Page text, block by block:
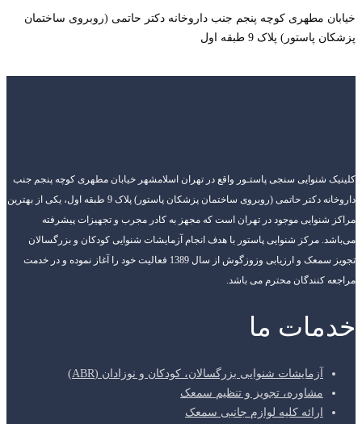
خیابان مطهری کوچه پنجم جنب داروخانه دکتر حاتمی (روبروی ساختمان
پزشکان پاستور) پلاک 9 طبقه اول
کلینیک شنوایی سنجی پاستـور واقع در تهران اسلامشهر خیابان مطهری کوچه پنجم جنب
داروخانه دکتر حاتمی (روبروی ساختمان پزشکان پاستور) پلاک 9 طبقه اول، یکی از بهترین
مراکز شنوایی موجود در تهران است که مجهز به کادر مجرب و تجهیزات پیشرفته
می‌باشد. مرکز شنوایی پاستور با هدف انجام آزمایشات شنوایی کودکان و بزرگسالان
تجویز سمعک و ارزیابی وزوزگوش از سال 1389 فعالیت خود را آغاز نموده و در خدمت
مراجعه کنندگان محترم می باشد.
خدمات ما
آزمایشات شنوایی بزرگسالان، کودکان و نوزادان (ABR)
مشاوره، تجویز و تنظیم سمعک
ارائه کلیه لوازم جانبی سمعک